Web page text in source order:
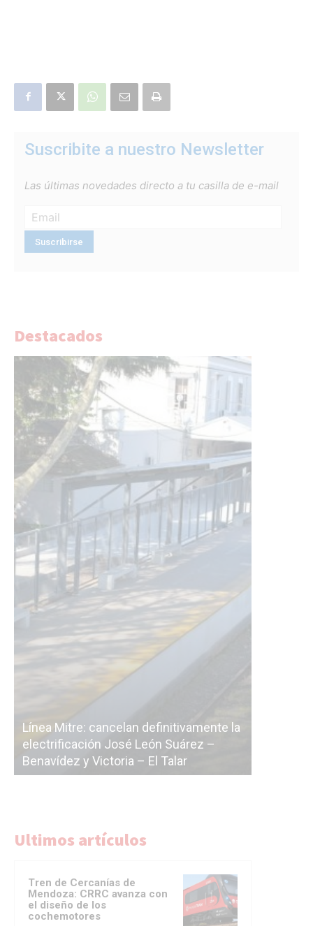
Suscribite a nuestro Newsletter
Las últimas novedades directo a tu casilla de e-mail
Destacados
La Ciudad vuelve a postergar la
licitación de la línea F
Ultimos artículos
Tren de Cercanías de
Mendoza: CRRC avanza con
el diseño de los
cochemotores